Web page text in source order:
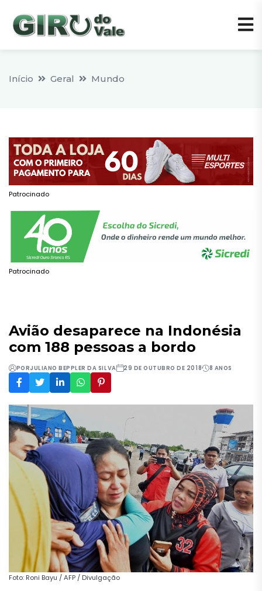
Início Geral Mundo
Patrocinado
Patrocinado
Avião desaparece na Indonésia
com 188 pessoas a bordo
PORJULIANO BEPPLER DA SILVA 29 DE OUTUBRO DE 2018 8 ANOS
Foto: Roni Bayu / AFP / Divulgação